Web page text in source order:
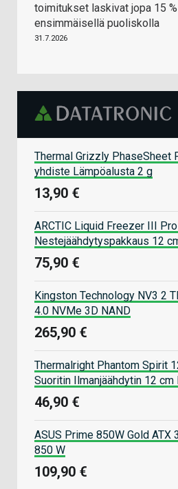
toimitukset laskivat jopa 15
ensimmäisellä puoliskolla
31.7.2026
Thermal Grizzly PhaseSheet
yhdiste Lämpöalusta 2 g
13,90 €
ARCTIC Liquid Freezer III
Nestejäähdytyspakkaus 12
75,90 €
Kingston Technology NV3 2
4.0 NVMe 3D NAND
265,90 €
Thermalright Phantom Spirit
Suoritin Ilmanjäähdytin 12
46,90 €
ASUS Prime 850W Gold ATX
850 W
109,90 €